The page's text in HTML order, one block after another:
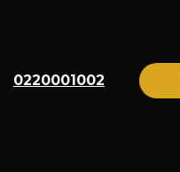
0220001002